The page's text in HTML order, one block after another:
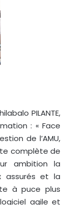
PILANTE,
: « Face
de l’AMU,
complète de
ambition la
assurés et la
à puce plus
agile et